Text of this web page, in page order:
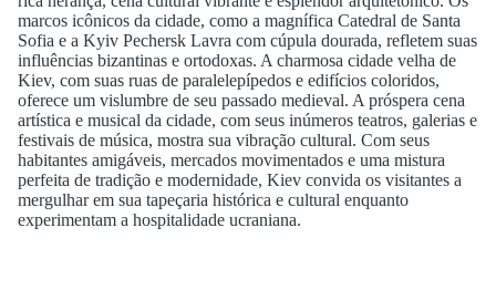
marcos icônicos da cidade, como a magnífica Catedral de Santa
Sofia e a Kyiv Pechersk Lavra com cúpula dourada, refletem suas
influências bizantinas e ortodoxas. A charmosa cidade velha de
Kiev, com suas ruas de paralelepípedos e edifícios coloridos,
oferece um vislumbre de seu passado medieval. A próspera cena
artística e musical da cidade, com seus inúmeros teatros, galerias e
festivais de música, mostra sua vibração cultural. Com seus
habitantes amigáveis, mercados movimentados e uma mistura
perfeita de tradição e modernidade, Kiev convida os visitantes a
mergulhar em sua tapeçaria histórica e cultural enquanto
experimentam a hospitalidade ucraniana.